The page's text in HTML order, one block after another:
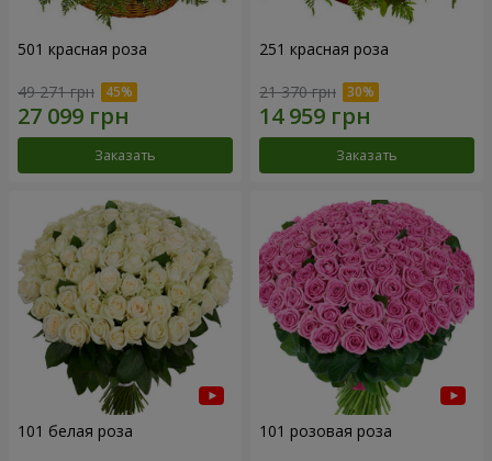
501 красная роза
49 271 грн
Заказать
251 красная роза
21 370 грн
Заказать
101 белая роза 101 розовая роза